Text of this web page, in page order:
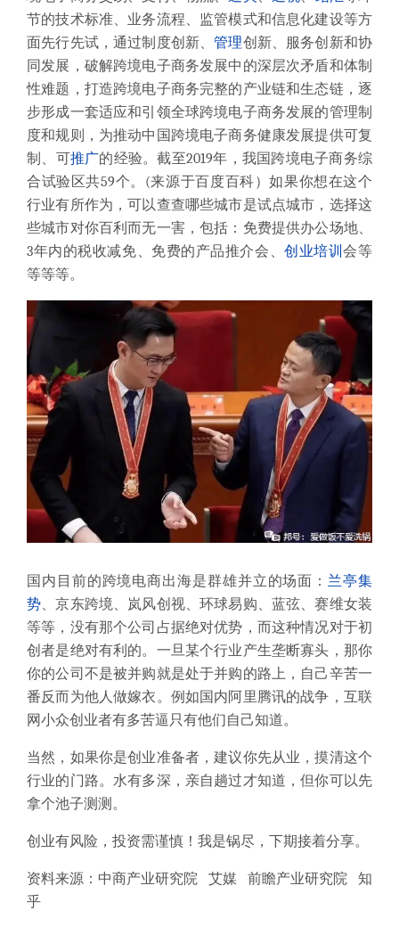
节的技术标准、业务流程、监管模式和信息化建设等方
面先行先试，通过制度创新、管理创新、服务创新和协
同发展，破解跨境电子商务发展中的深层次矛盾和体制
性难题，打造跨境电子商务完整的产业链和生态链，逐
步形成一套适应和引领全球跨境电子商务发展的管理制
度和规则，为推动中国跨境电子商务健康发展提供可复
制、可推广的经验。截至2019年，我国跨境电子商务综
合试验区共59个。(来源于百度百科）如果你想在这个
行业有所作为，可以查查哪些城市是试点城市，选择这
些城市对你百利而无一害，包括：免费提供办公场地、
3年内的税收减免、免费的产品推介会、创业培训会等
等等等。
国内目前的跨境电商出海是群雄并立的场面： 兰亭集
势、京东跨境、岚风创视、环球易购、蓝弦、赛维女装
等等，没有那个公司占据绝对优势，而这种情况对于初
创者是绝对有利的。一旦某个行业产生垄断寡头，那你
你的公司不是被并购就是处于并购的路上，自己辛苦一
番反而为他人做嫁衣。例如国内阿里腾讯的战争，互联
网小众创业者有多苦逼只有他们自己知道。
当然，如果你是创业准备者，建议你先从业，摸清这个
行业的门路。水有多深，亲自趟过才知道，但你可以先
拿个池子测测。
创业有风险，投资需谨慎！我是锅尽，下期接着分享。
资料来源：中商产业研究院 艾媒 前瞻产业研究院 知
乎